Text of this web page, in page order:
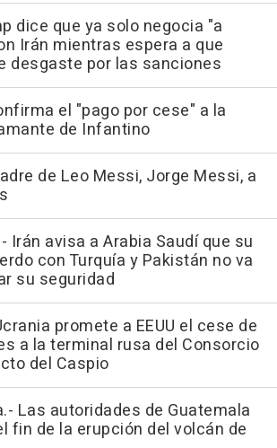
dice que ya solo negocia "a
Irán mientras espera a que
desgaste por las sanciones
el "pago por cese" a la
de Infantino
de Leo Messi, Jorge Messi, a
Irán avisa a Arabia Saudí que su
con Turquía y Pakistán no va
su seguridad
promete a EEUU el cese de
a la terminal rusa del Consorcio
del Caspio
Las autoridades de Guatemala
fin de la erupción del volcán de